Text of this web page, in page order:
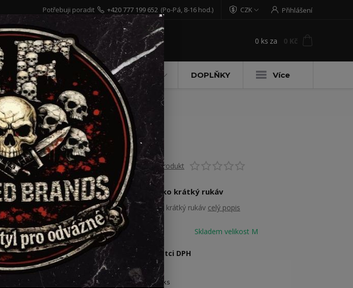
CZK Přihlášení
Hledat
Potřebuji poradit +420 777 199 652 (Po-Pá, 8-16 hod.)
0 ks za 0 Kč
DÁMSKÉ DĚTSKÉ DOPLŇKY Více
ČERNÉ
Ohodnotit produkt
Pánské triko krátký rukáv
Pánské triko krátký rukáv celý popis
Dostupnost Skladem velikost M
Nejsme plátci DPH
850 Kč ks